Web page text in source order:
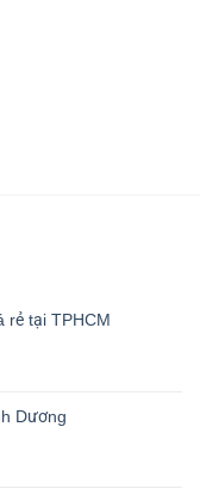
rẻ tại TPHCM
Dương